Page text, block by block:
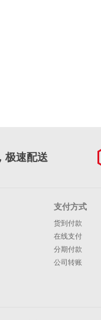
极速配送
支付方式
货到付款
在线支付
分期付款
公司转账